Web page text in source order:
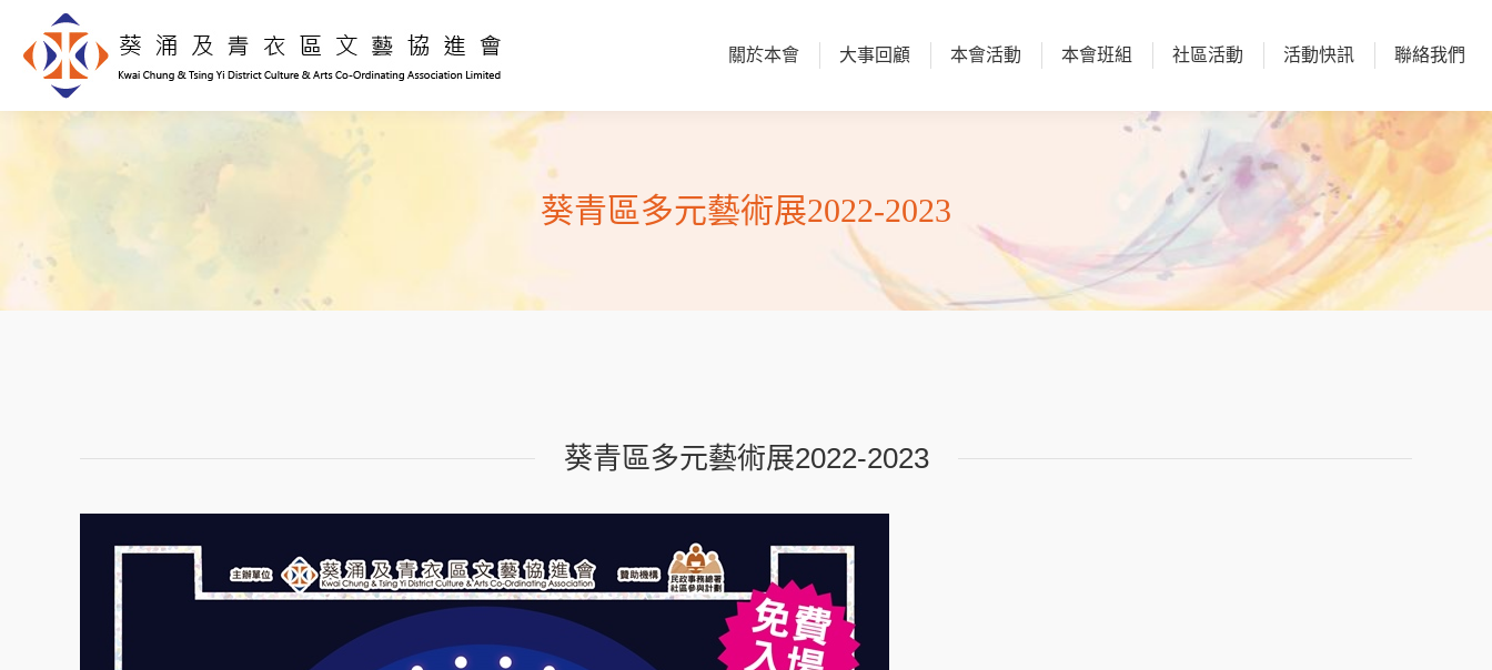
關於本會 大事回顧 本會活動 本會班組 社區活動 活動快訊 聯絡我們
葵青區多元藝術展2022-2023
葵青區多元藝術展2022-2023
關於本會 大事回顧 本會活動 本會班組 社區活動 活動快訊 聯絡我們